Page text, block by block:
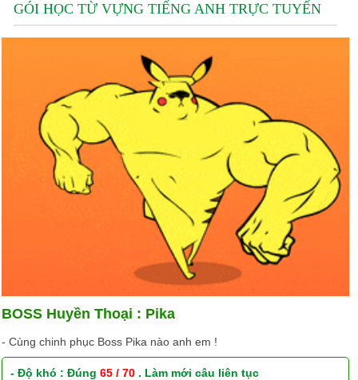
GÓI HỌC TỪ VỰNG TIẾNG ANH TRỰC TUYẾN
BOSS Huyền Thoại : Pika
- Cùng chinh phục Boss Pika nào anh em !
- Độ khó : Đúng65 / 70 . Làm mới câu liên tục